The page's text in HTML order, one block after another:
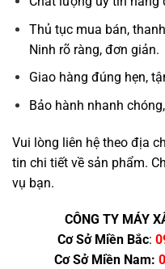
Thủ tục mua bán,
Ninh rõ ràng, đơn giản.
Giao hàng đúng hẹn,
Bảo hành nhanh
Vui lòng liên hệ theo địa
tin chi tiết về sản phẩm.
vụ bạn.
CÔNG TY MÁY
Cơ Sở Miền Bắc:
Cơ Sở Miền Nam: